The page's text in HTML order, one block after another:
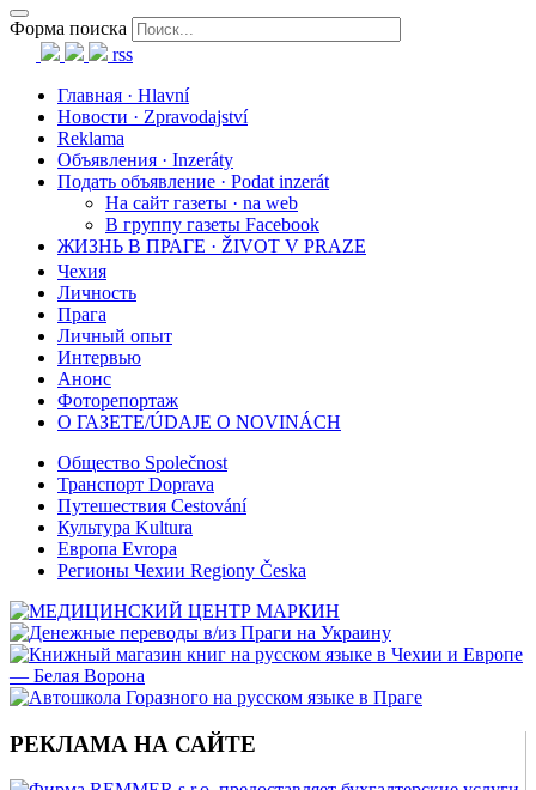
Форма поиска
rss
Главная · Hlavní
Новости · Zpravodajství
Reklama
Объявления · Inzeráty
Подать объявление · Podat inzerát
На сайт газеты · na web
В группу газеты Facebook
ЖИЗНЬ В ПРАГЕ · ŽIVOT V PRAZE
Чехия
Личность
Прага
Личный опыт
Интервью
Анонс
Фоторепортаж
О ГАЗЕТЕ/ÚDAJE O NOVINÁCH
Общество Společnost
Транспорт Doprava
Путешествия Cestování
Культура Kultura
Европа Evropa
Регионы Чехии Regiony Česka
РЕКЛАМА НА САЙТЕ